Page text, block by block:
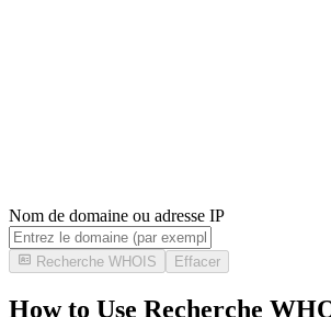
Nom de domaine ou adresse IP
Recherche WHOIS Effacer
How to Use Recherche